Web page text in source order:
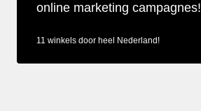
online marketing campagnes!
11 winkels door heel Nederland!